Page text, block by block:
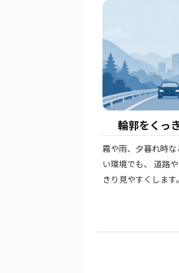
輪郭をくっ
霧や雨、夕暮れ時
い環境でも、 道路
きり見やすくします。